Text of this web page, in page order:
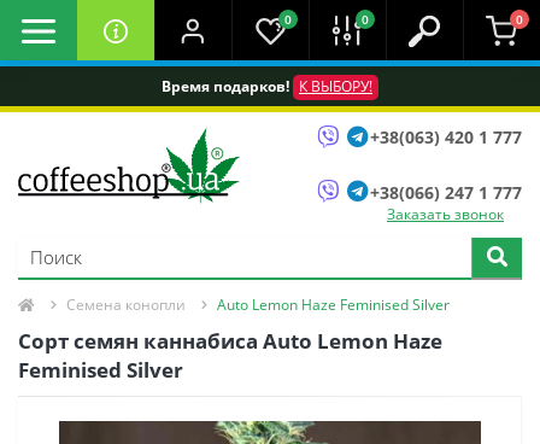
Время подарков! К ВЫБОРУ!
0 0 0
+38(063) 420 1 777
+38(066) 247 1 777
Заказать звонок
Семена конопли Auto Lemon Haze Feminised Silver
Сорт семян каннабиса Auto Lemon Haze
Feminised Silver